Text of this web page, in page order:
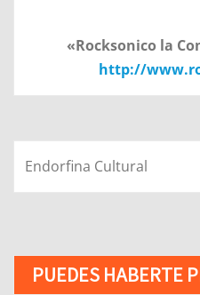
«Rocksonico la
http://
Endorfina Cultural
PUEDES HABERTE